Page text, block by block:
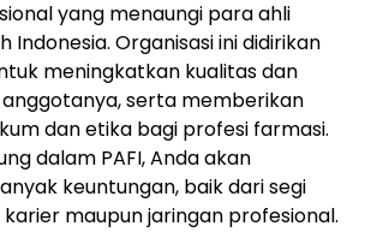
yang menaungi para ahli
Indonesia. Organisasi ini didirikan
meningkatkan kualitas dan
serta memberikan
dan etika bagi profesi farmasi.
dalam PAFI, Anda akan
keuntungan, baik dari segi
maupun jaringan profesional.